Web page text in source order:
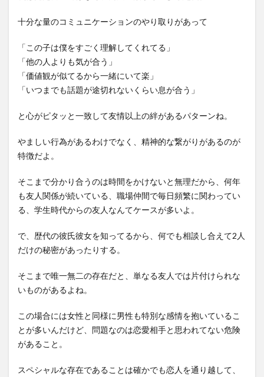
十分な量のコミュニケーションのやり取りがあって
「この子は僕をすごく理解してくれてる」
「他の人よりも気が合う」
「価値観が似てるから一緒にいて楽」
「いつまでも話題が途切れないくらい息が合う」
と心がピタッと一致して友情以上の絆があるパターンね。
やましい行為があるわけでなく、精神的な繋がりがあるのが
特徴だよ。
そこまで分かり合うのは時間をかけないと無理だから、何年
も友人関係が続いている、職場仲間で毎日頻繁に関わってい
る、学生時代からの友人なんてケースが多いよ。
で、歴代の彼氏彼女を知ってるから、何でも相談し合えて2人
だけの秘密があったりする。
そこまで唯一無二の存在だと、単なる友人では片付けられな
いものがあるよね。
この場合には女性と同様に男性も特別な感情を抱いているこ
とが多いんだけど、問題なのは恋愛相手と思われてない危険
があること。
スペシャルな存在であることは確かでも恋人を通り越して、